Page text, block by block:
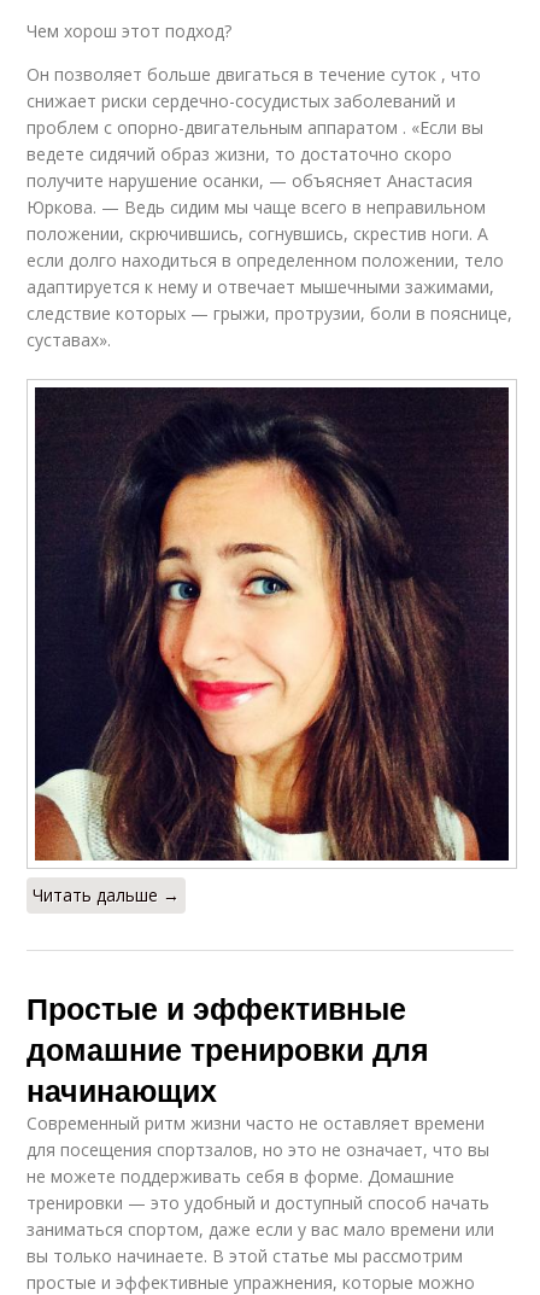
Чем хорош этот подход?
Он позволяет больше двигаться в течение суток , что
снижает риски сердечно-сосудистых заболеваний и
проблем с опорно-двигательным аппаратом . «Если вы
ведете сидячий образ жизни, то достаточно скоро
получите нарушение осанки, — объясняет Анастасия
Юркова. — Ведь сидим мы чаще всего в неправильном
положении, скрючившись, согнувшись, скрестив ноги. А
если долго находиться в определенном положении, тело
адаптируется к нему и отвечает мышечными зажимами,
следствие которых — грыжи, протрузии, боли в пояснице,
суставах».
Читать дальше →
Простые и эффективные
домашние тренировки для
начинающих
Современный ритм жизни часто не оставляет времени
для посещения спортзалов, но это не означает, что вы
не можете поддерживать себя в форме. Домашние
тренировки — это удобный и доступный способ начать
заниматься спортом, даже если у вас мало времени или
вы только начинаете. В этой статье мы рассмотрим
простые и эффективные упражнения, которые можно